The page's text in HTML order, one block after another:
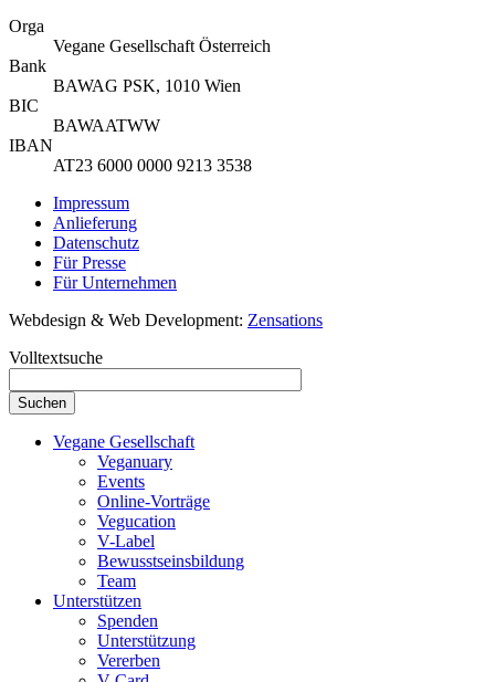
Orga
Vegane Gesellschaft Österreich
Bank
BAWAG PSK, 1010 Wien
BIC
BAWAATWW
IBAN
AT23 6000 0000 9213 3538
Impressum
Anlieferung
Datenschutz
Für Presse
Für Unternehmen
Webdesign & Web Development: Zensations
Volltextsuche
Vegane Gesellschaft
Veganuary
Events
Online-Vorträge
Vegucation
V-Label
Bewusstseinsbildung
Team
Unterstützen
Spenden
Unterstützung
Vererben